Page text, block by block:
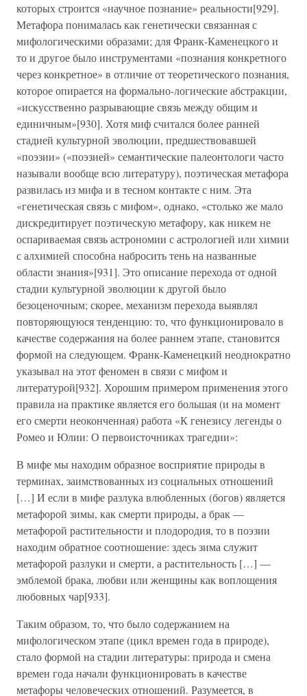
которых строится «научное познание» реальности[929].
Метафора понималась как генетически связанная с
мифологическими образами; для Франк-Каменецкого и
то и другое было инструментами «познания конкретного
через конкретное» в отличие от теоретического познания,
которое опирается на формально-логические абстракции,
«искусственно разрывающие связь между общим и
единичным»[930]. Хотя миф считался более ранней
стадией культурной эволюции, предшествовавшей
«поэзии» («поэзией» семантические палеонтологи часто
называли вообще всю литературу), поэтическая метафора
развилась из мифа и в тесном контакте с ним. Эта
«генетическая связь с мифом», однако, «столько же мало
дискредитирует поэтическую метафору, как никем не
оспариваемая связь астрономии с астрологией или химии
с алхимией способна набросить тень на названные
области знания»[931]. Это описание перехода от одной
стадии культурной эволюции к другой было
безоценочным; скорее, механизм перехода выявлял
повторяющуюся тенденцию: то, что функционировало в
качестве содержания на более раннем этапе, становится
формой на следующем. Франк-Каменецкий неоднократно
указывал на этот феномен в связи с мифом и
литературой[932]. Хорошим примером применения этого
правила на практике является его большая (и на момент
его смерти неоконченная) работа «К генезису легенды о
Ромео и Юлии: О первоисточниках трагедии»:
В мифе мы находим образное восприятие природы в
терминах, заимствованных из социальных отношений
[…] И если в мифе разлука влюбленных (богов) является
метафорой зимы, как смерти природы, а брак —
метафорой растительности и плодородия, то в поэзии
находим обратное соотношение: здесь зима служит
метафорой разлуки и смерти, а растительность […] —
эмблемой брака, любви или женщины как воплощения
любовных чар[933].
Таким образом, то, что было содержанием на
мифологическом этапе (цикл времен года в природе),
стало формой на стадии литературы: природа и смена
времен года начали функционировать в качестве
метафоры человеческих отношений. Разумеется, в